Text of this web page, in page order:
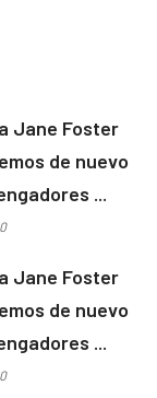
Jane Foster
de nuevo
...
Jane Foster
de nuevo
...